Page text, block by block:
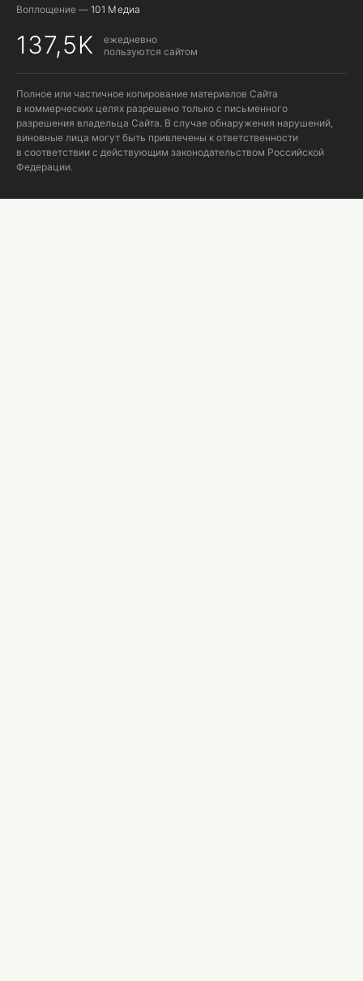
Воплощение — 101 Медиа
137,5K
ежедневно
пользуются сайтом
Полное или частичное копирование материалов Сайта
в коммерческих целях разрешено только с письменного
разрешения владельца Сайта. В случае обнаружения нарушений,
виновные лица могут быть привлечены к ответственности
в соответствии с действующим законодательством Российской
Федерации.